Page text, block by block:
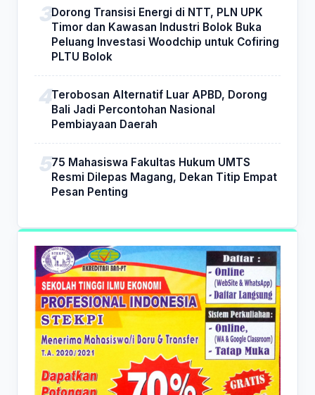
Dorong Transisi Energi di NTT, PLN UPK
Timor dan Kawasan Industri Bolok Buka
Peluang Investasi Woodchip untuk Cofiring
PLTU Bolok
Terobosan Alternatif Luar APBD, Dorong
Bali Jadi Percontohan Nasional
Pembiayaan Daerah
75 Mahasiswa Fakultas Hukum UMTS
Resmi Dilepas Magang, Dekan Titip Empat
Pesan Penting